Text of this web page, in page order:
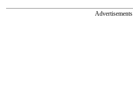
Advertisements